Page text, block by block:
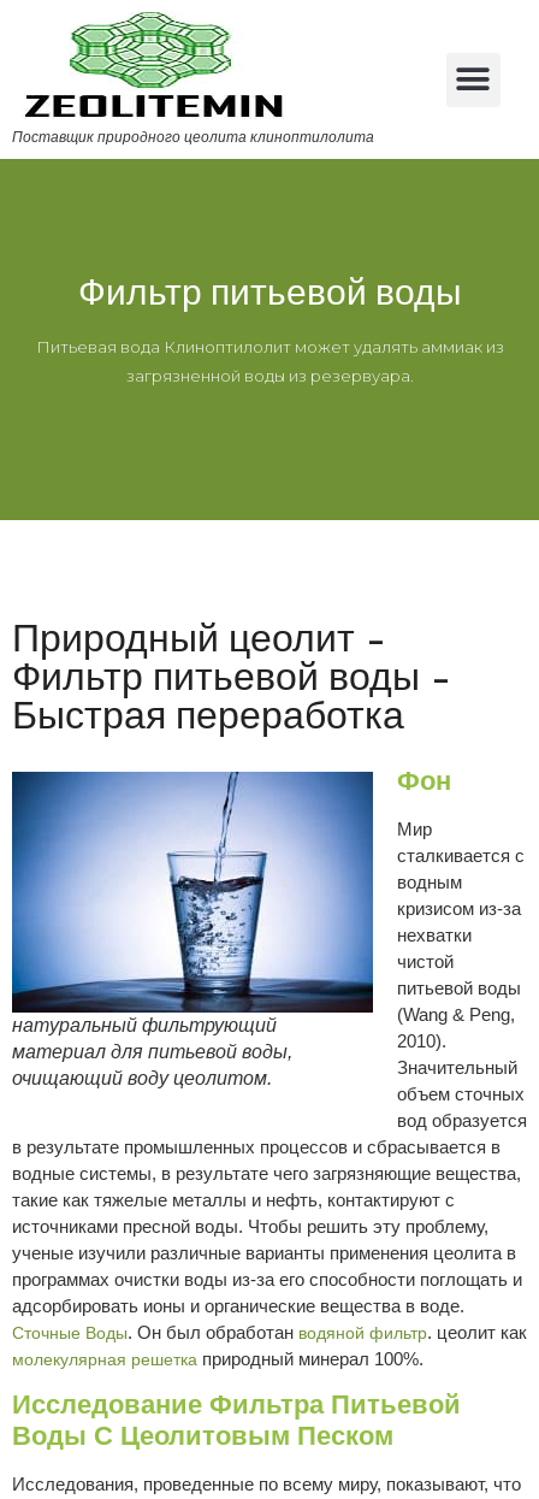
Поставщик природного цеолита клиноптилолита
Фильтр питьевой воды
Питьевая вода Клиноптилолит может удалять аммиак из
загрязненной воды из резервуара.
Природный цеолит -
Фильтр питьевой воды -
Быстрая переработка
натуральный фильтрующий
материал для питьевой воды,
очищающий воду цеолитом.
Фон
Мир
сталкивается с
водным
кризисом из-за
нехватки
чистой
питьевой воды
(Wang & Peng,
2010).
Значительный
объем сточных
вод образуется
в результате промышленных процессов и сбрасывается в
водные системы, в результате чего загрязняющие вещества,
такие как тяжелые металлы и нефть, контактируют с
источниками пресной воды. Чтобы решить эту проблему,
ученые изучили различные варианты применения цеолита в
программах очистки воды из-за его способности поглощать и
адсорбировать ионы и органические вещества в воде.
Сточные Воды. Он был обработан водяной фильтр. цеолит как
молекулярная решетка природный минерал 100%.
Исследование Фильтра Питьевой
Воды С Цеолитовым Песком
Исследования, проведенные по всему миру, показывают, что